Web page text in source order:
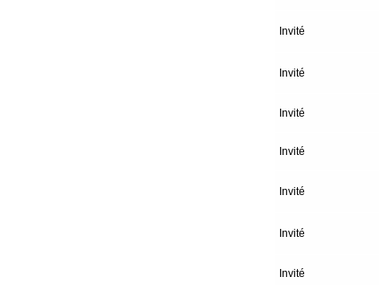
Invité
Invité
Invité
Invité
Invité
Invité
Invité